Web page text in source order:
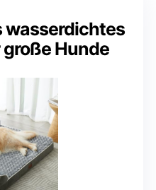
wasserdichtes
Hunde